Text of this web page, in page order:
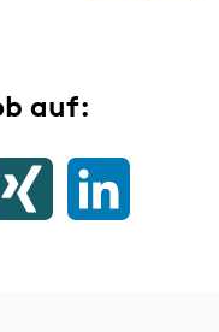
auf:
XING